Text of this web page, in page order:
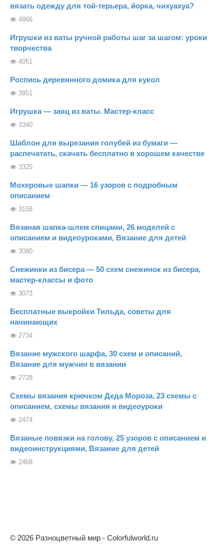
вязать одежду для той-терьера, йорка, чихуахуа?
4866
Игрушки из ваты ручной работы шаг за шагом: уроки
творчества
4051
Роспись деревянного домика для кукол
3951
Игрушка — заяц из ваты. Мастер-класс
3340
Шаблон для вырезания голубей из бумаги —
распечатать, скачать бесплатно в хорошем качестве
3325
Мохеровые шапки — 16 узоров с подробным
описанием
3158
Вязаная шапка-шлем спицами, 26 моделей с
описанием и видеоуроками, Вязание для детей
3080
Снежинки из бисера — 50 схем снежинок из бисера,
мастер-классы и фото
3073
Бесплатные выкройки Тильда, советы для
начинающих
2734
Вязание мужского шарфа, 30 схем и описаний,
Вязание для мужчин в вязании
2728
Схемы вязания крючком Деда Мороза, 23 схемы с
описанием, схемы вязания и видеоуроки
2474
Вязаные повязки на голову, 25 узоров с описанием и
видеоинструкциями, Вязание для детей
2468
© 2026 Разноцветный мир - Colorfulworld.ru